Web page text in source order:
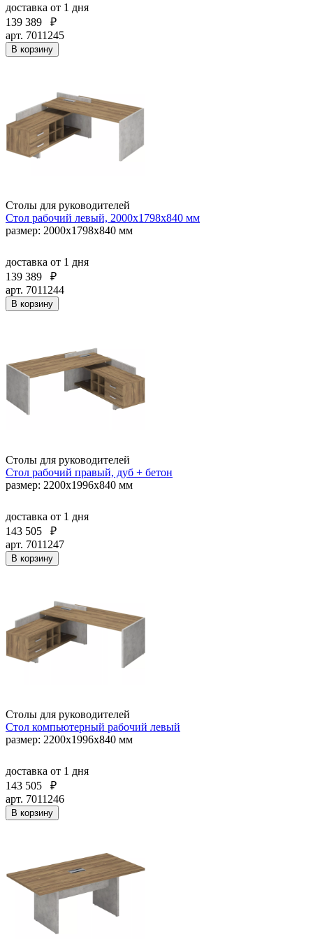
доставка от 1 дня
139 389
₽
арт. 7011245
В корзину
Столы для руководителей
Стол рабочий левый, 2000х1798х840 мм
размер: 2000х1798х840 мм
доставка от 1 дня
139 389
₽
арт. 7011244
В корзину
Столы для руководителей
Стол рабочий правый, дуб + бетон
размер: 2200x1996x840 мм
доставка от 1 дня
143 505
₽
арт. 7011247
В корзину
Столы для руководителей
Стол компьютерный рабочий левый
размер: 2200x1996x840 мм
доставка от 1 дня
143 505
₽
арт. 7011246
В корзину